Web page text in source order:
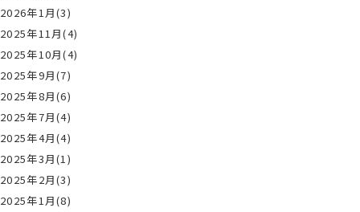
2026年1月(3)
2025年11月(4)
2025年10月(4)
2025年9月(7)
2025年8月(6)
2025年7月(4)
2025年4月(4)
2025年3月(1)
2025年2月(3)
2025年1月(8)